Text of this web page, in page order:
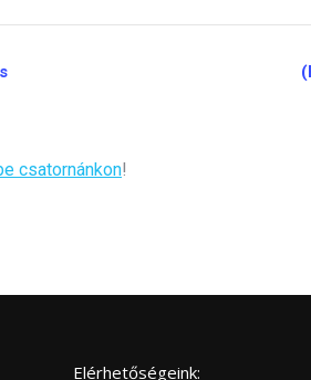
csatornánkon!
Elérhetőségeink: